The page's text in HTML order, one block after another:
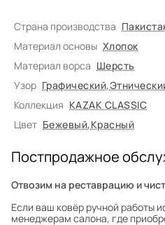
Страна производства
Материал основы Хлопок
Материал ворса Шерсть
Узор Графический,
Коллекция KAZAK CLASSIC
Цвет Бежевый,Красный
Постпродажное
Отвозим на реставрацию и
Если ваш ковёр ручной работы
менеджерам салона, где